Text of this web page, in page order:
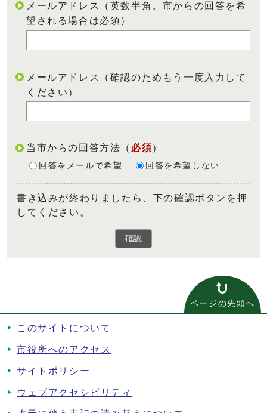
メールアドレス（英数半角。市からの回答を希
望される場合は必須）
メールアドレス（確認のためもう一度入力して
ください）
当市からの回答方法 （ 必須）
回答をメールで希望 回答を希望しない
書き込みが終わりましたら、下の確認ボタンを押
してください。
確認
ページの先頭へ
このサイトについて
市役所へのアクセス
サイトポリシー
ウェブアクセシビリティ